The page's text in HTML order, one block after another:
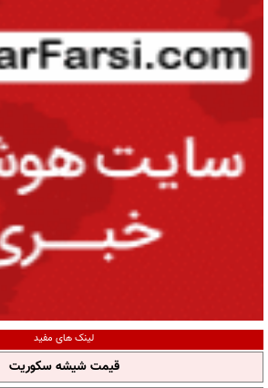
لینک های مفید
قیمت شیشه سکوریت